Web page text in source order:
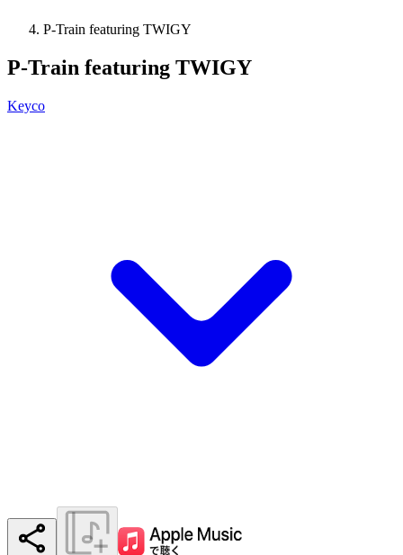
P-Train featuring TWIGY
P-Train featuring TWIGY
Keyco